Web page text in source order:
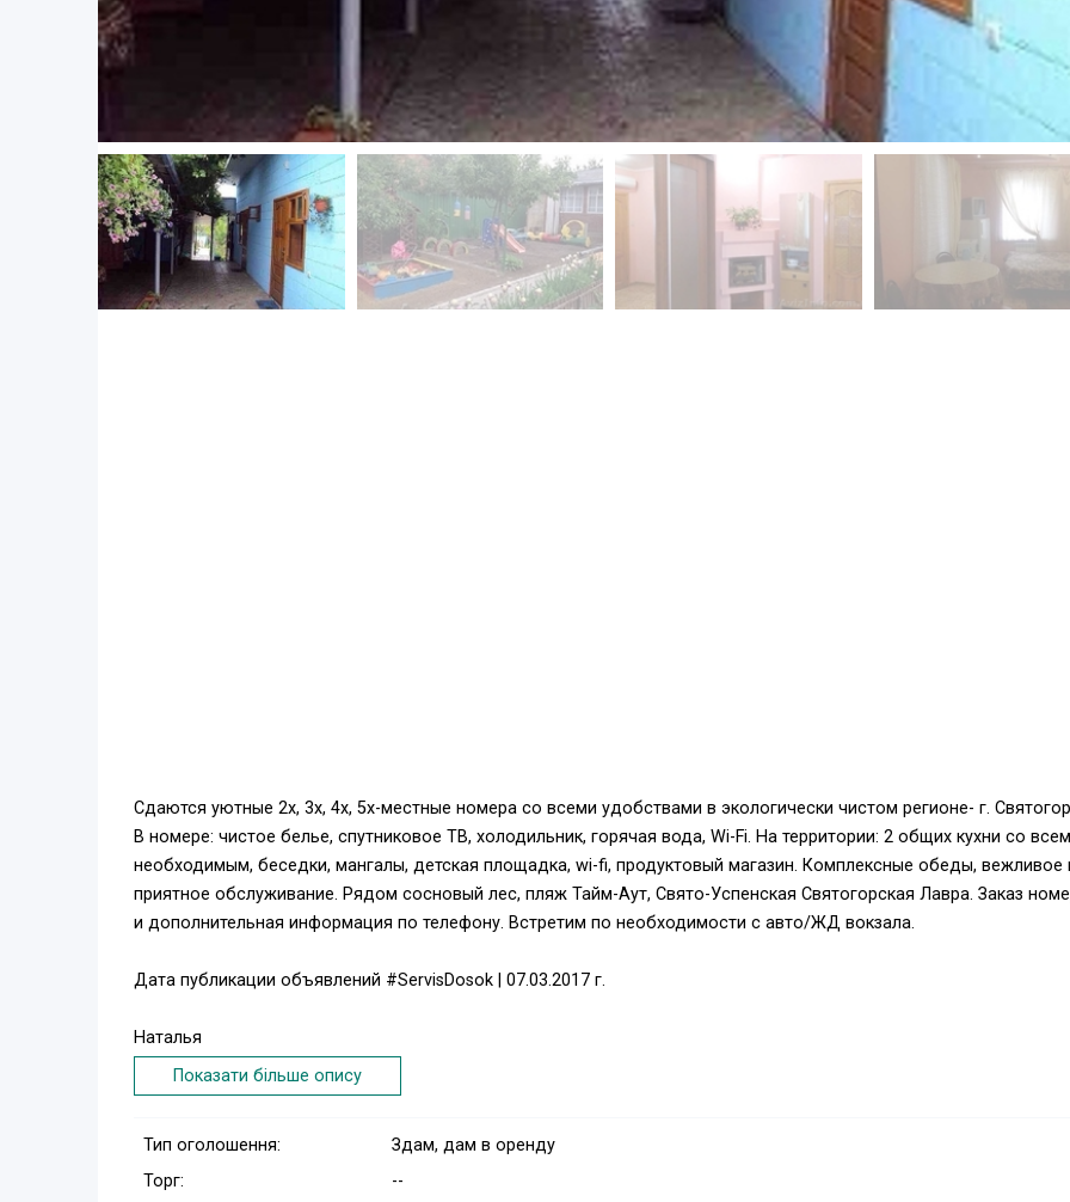
Сдаются уютные 2х, 3х, 4х, 5х-местные номера со всеми удобствами в экологически чистом регионе- г.
В номере: чистое белье, спутниковое ТВ, холодильник, горячая вода, Wi-Fi. На территории: 2 общих кухни со всем
необходимым, беседки, мангалы, детская площадка, wi-fi, продуктовый магазин. Комплексные обеды, вежливое
приятное обслуживание. Рядом сосновый лес, пляж Тайм-Аут, Свято-Успенская Святогорская Лавра. Заказ
и дополнительная информация по телефону. Встретим по необходимости с авто/ЖД вокзала.
Дата публикации объявлений #ServisDosok | 07.03.2017 г.
Наталья
Показати більше опису
Тип оголошення:
Здам, дам в оренду
Торг:
--